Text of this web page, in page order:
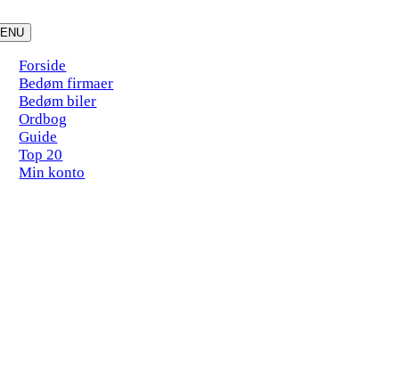
to
content
Forside
Bedøm firmaer
Bedøm biler
Ordbog
Guide
Top 20
Min konto